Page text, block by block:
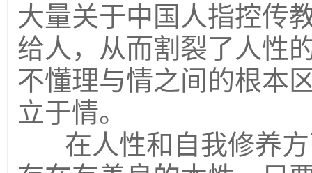
大量关于中国人指控传
给人，从而割裂了人性
不懂理与情之间的根本
立于情。
在人性和自我修养